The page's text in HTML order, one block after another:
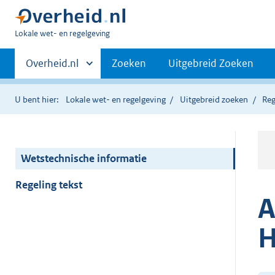
U
hier:
Lokale wet- en regelgeving
Primaire
navigatie
Andere
sites
binnen
Overheid.nl Zoeken Uitgebreid Zoeken
U bent hier: Lokale wet- en regelgeving Uitgebreid zoeken
Wetstechnische informatie
Regeling tekst